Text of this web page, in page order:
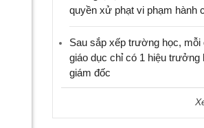
quyền xử phạt vi phạm hành
Sau sắp xếp trường học,
giáo dục chỉ có 1 hiệu trưởng
giám đốc